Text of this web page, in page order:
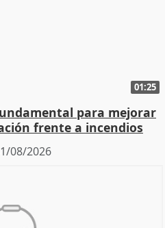
01:25
para mejorar
frente a incendios
08/2026